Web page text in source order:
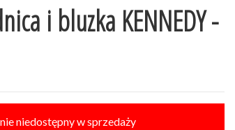
i bluzka KENNEDY -
niedostępny w sprzedaży